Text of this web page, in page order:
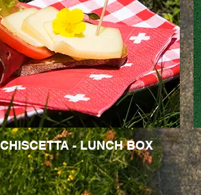
- LUNCH BOX